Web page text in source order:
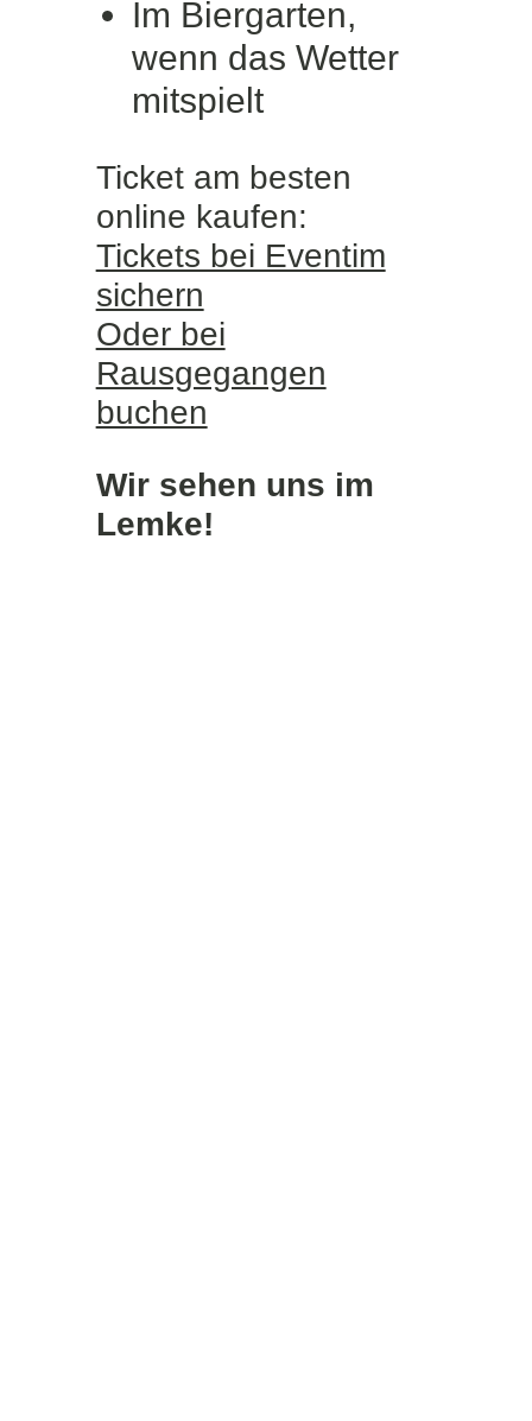
Im Biergarten,
wenn das Wetter
mitspielt
Ticket am besten
online kaufen:
Tickets bei Eventim
sichern
Oder bei
Rausgegangen
buchen
Wir sehen uns im
Lemke!